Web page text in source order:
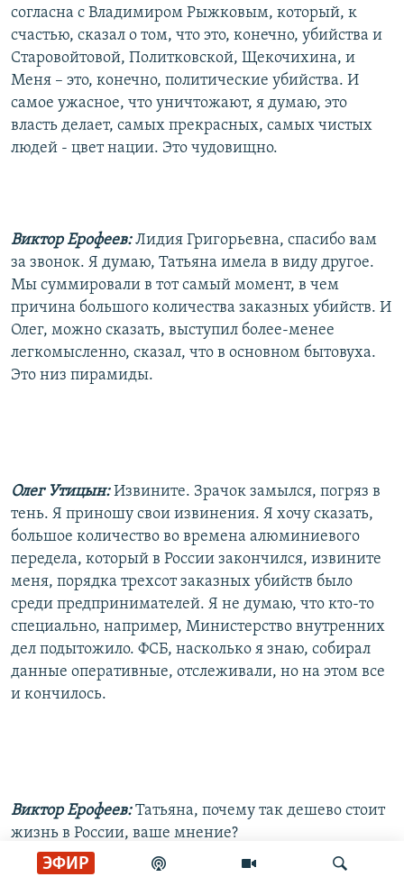
ЭФИР
согласна с Владимиром Рыжковым, который, к
счастью, сказал о том, что это, конечно, убийства и
Старовойтовой, Политковской, Щекочихина, и
Меня – это, конечно, политические убийства. И
самое ужасное, что уничтожают, я думаю, это
власть делает, самых прекрасных, самых чистых
людей - цвет нации. Это чудовищно.
Виктор Ерофеев:Лидия Григорьевна, спасибо вам
за звонок. Я думаю, Татьяна имела в виду другое.
Мы суммировали в тот самый момент, в чем
причина большого количества заказных убийств. И
Олег, можно сказать, выступил более-менее
легкомысленно, сказал, что в основном бытовуха.
Это низ пирамиды.
Олег Утицын:Извините. Зрачок замылся, погряз в
тень. Я приношу свои извинения. Я хочу сказать,
большое количество во времена алюминиевого
передела, который в России закончился, извините
меня, порядка трехсот заказных убийств было
среди предпринимателей. Я не думаю, что кто-то
специально, например, Министерство внутренних
дел подытожило. ФСБ, насколько я знаю, собирал
данные оперативные, отслеживали, но на этом все
и кончилось.
Виктор Ерофеев:Татьяна, почему так дешево стоит
жизнь в России, ваше мнение?